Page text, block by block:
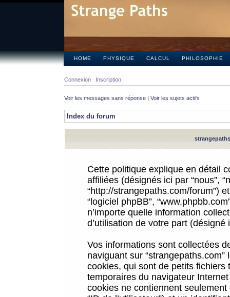
HOME PHYSIQUE CALCUL PHILOSOPHIE
Connexion Inscription
Voir les messages sans réponse | Voir les sujets actifs
Index du forum
Cette politique explique en détail
affiliées (désignés ici par “nous”,
“http://strangepaths.com/forum”)
“logiciel phpBB”,
n’importe quelle information
d’utilisation de votre part (désigné
Vos informations sont collectées
naviguant sur
cookies, qui sont de petits
temporaires du navigateur
cookies ne contiennent